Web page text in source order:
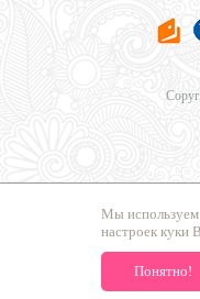
Мы используем
настроек куки
Понятно!
Мы